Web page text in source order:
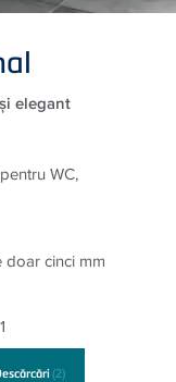
elegant
WC,
cinci mm
(2)